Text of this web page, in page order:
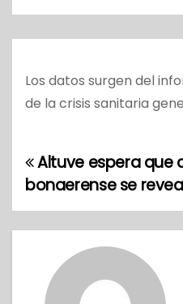
Los datos surgen del
de la crisis sanitaria
N
a
v
Altuve espera que
bonaerense se